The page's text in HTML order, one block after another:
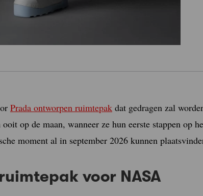
Prada ontworpen ruimtepak dat gedragen zal
op de maan, wanneer ze hun eerste stappen op
moment al in september 2026 kunnen
voor NASA